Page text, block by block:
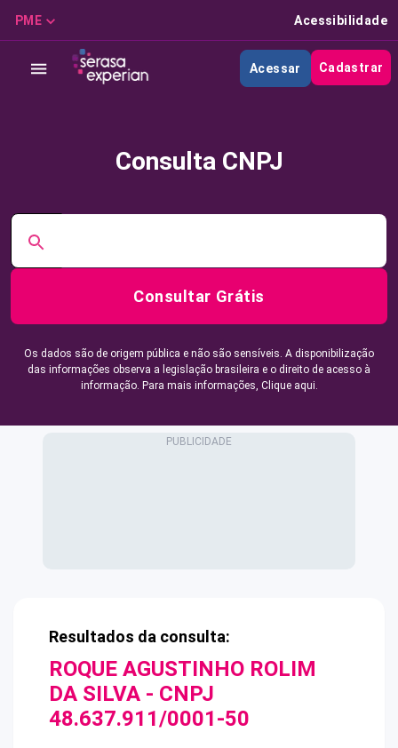
PME Acessibilidade
Acessar Cadastrar
Consulta CNPJ
Consultar Grátis
Os dados são de origem pública e não são sensíveis. A disponibilização
das informações observa a legislação brasileira e o direito de acesso à
informação. Para mais informações, Clique aqui.
Resultados da consulta:
ROQUE AGUSTINHO ROLIM
DA SILVA - CNPJ
48.637.911/0001-50